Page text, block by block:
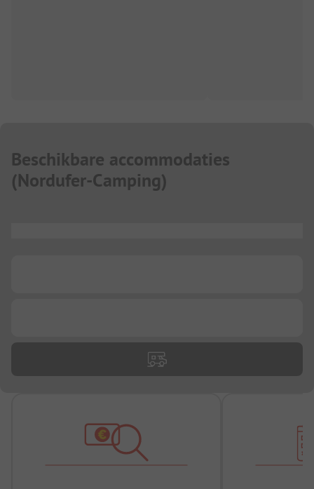
Beschikbare accommodaties
(Nordufer-Camping)